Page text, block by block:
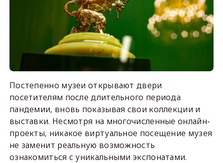
Постепенно музеи открывают двери
посетителям после длительного периода
пандемии, вновь показывая свои коллекции и
выставки. Несмотря на многочисленные онлайн-
проекты, никакое виртуальное посещение музея
не заменит реальную возможность
ознакомиться с уникальными экспонатами.